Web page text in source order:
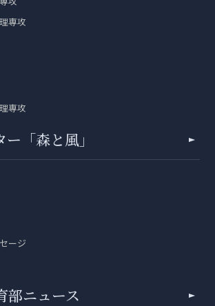
専攻
専攻
「森と風」
ージ
部ニュース